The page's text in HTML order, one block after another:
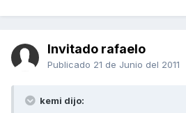
Invitado rafaelo
Publicado 21 de Junio del 2011
kemi dijo: